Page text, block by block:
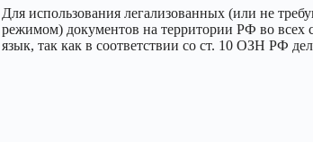
Для использования легализованных (или не
режимом) документов на территории РФ во всех
язык, так как в соответствии со ст. 10 ОЗН РФ